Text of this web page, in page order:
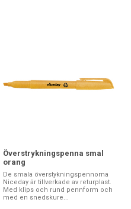
Överstrykningspenna smal
orang
De smala överstykningspennorna
Niceday är tillverkade av returplast.
Med klips och rund pennform och
med en snedskure...